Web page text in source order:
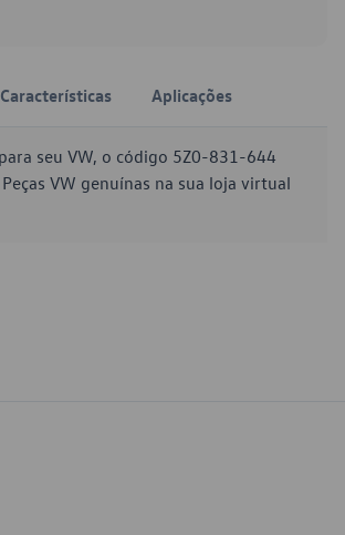
Características Aplicações
seu VW, o código 5Z0-831-644
VW genuínas na sua loja virtual